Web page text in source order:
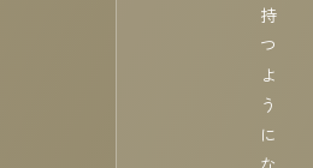
持
つ
よ
う
に